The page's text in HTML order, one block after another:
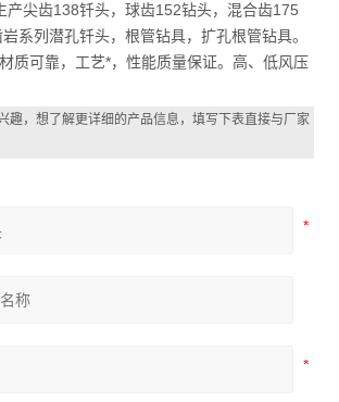
产尖齿138钎头，球齿152钻头，混合齿175
系列潜孔钎头，根管钻具，扩孔根管钻具。
质可靠，工艺*，性能质量保证。高、低风压
趣，想了解更详细的产品信息，填写下表直接与厂家